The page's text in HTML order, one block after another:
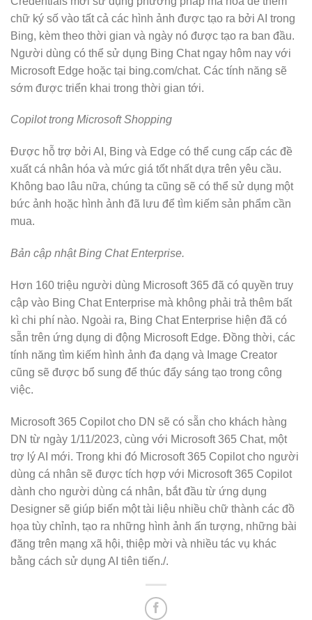
chữ ký số vào tất cả các hình ảnh được tạo ra bởi AI trong
Bing, kèm theo thời gian và ngày nó được tạo ra ban đầu.
Người dùng có thể sử dụng Bing Chat ngay hôm nay với
Microsoft Edge hoặc tại bing.com/chat. Các tính năng sẽ
sớm được triển khai trong thời gian tới.
Copilot trong Microsoft Shopping
Được hỗ trợ bởi AI, Bing và Edge có thể cung cấp các đề
xuất cá nhân hóa và mức giá tốt nhất dựa trên yêu cầu.
Không bao lâu nữa, chúng ta cũng sẽ có thể sử dụng một
bức ảnh hoặc hình ảnh đã lưu để tìm kiếm sản phẩm cần
mua.
Bản cập nhật Bing Chat Enterprise.
Hơn 160 triệu người dùng Microsoft 365 đã có quyền truy
cập vào Bing Chat Enterprise mà không phải trả thêm bất
kì chi phí nào. Ngoài ra, Bing Chat Enterprise hiện đã có
sẵn trên ứng dụng di động Microsoft Edge. Đồng thời, các
tính năng tìm kiếm hình ảnh đa dạng và Image Creator
cũng sẽ được bổ sung để thúc đẩy sáng tạo trong công
việc.
Microsoft 365 Copilot cho DN sẽ có sẵn cho khách hàng
DN từ ngày 1/11/2023, cùng với Microsoft 365 Chat, một
trợ lý AI mới. Trong khi đó Microsoft 365 Copilot cho người
dùng cá nhân sẽ được tích hợp với Microsoft 365 Copilot
dành cho người dùng cá nhân, bắt đầu từ ứng dụng
Designer sẽ giúp biến một tài liệu nhiều chữ thành các đồ
họa tùy chỉnh, tạo ra những hình ảnh ấn tượng, những bài
đăng trên mạng xã hội, thiệp mời và nhiều tác vụ khác
bằng cách sử dụng AI tiên tiến./.